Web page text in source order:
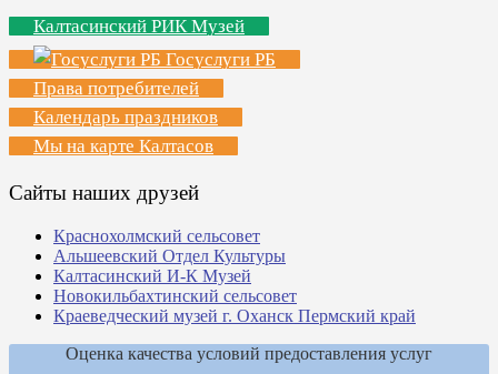
Калтасинский РИК Музей
Госуслуги РБ
Права потребителей
Календарь праздников
Мы на карте Калтасов
Сайты наших друзей
Краснохолмский сельсовет
Альшеевский Отдел Культуры
Калтасинский И-К Музей
Новокильбахтинский сельсовет
Краеведческий музей г. Оханск Пермский край
Оценка качества условий предоставления услуг